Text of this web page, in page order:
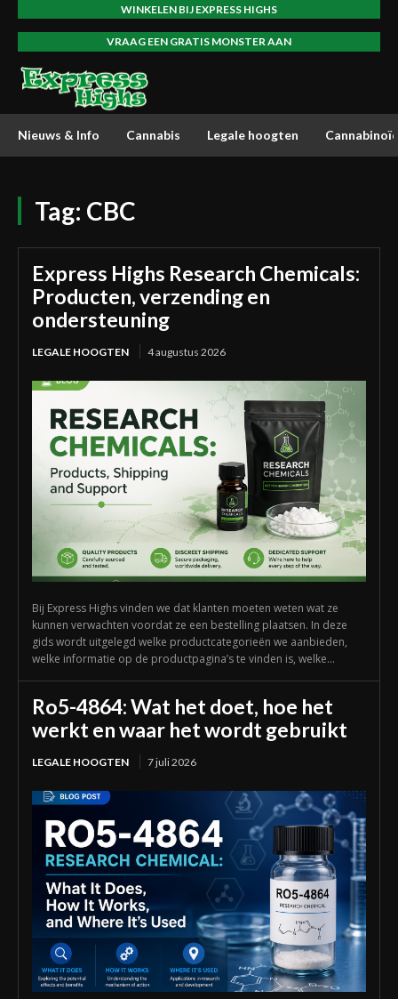
WINKELEN BIJ EXPRESS HIGHS
VRAAG EEN GRATIS MONSTER AAN
Nieuws & Info Cannabis Legale hoogten
Tag: CBC
Express Highs Research Chemicals:
Producten, verzending en
ondersteuning
LEGALE HOOGTEN 4 augustus 2026
Bij Express Highs vinden we dat klanten moeten weten wat ze
kunnen verwachten voordat ze een bestelling plaatsen. In deze
gids wordt uitgelegd welke productcategorieën we aanbieden,
welke informatie op de productpagina’s te vinden is, welke...
Ro5-4864: Wat het doet, hoe het
werkt en waar het wordt gebruikt
LEGALE HOOGTEN 7 juli 2026